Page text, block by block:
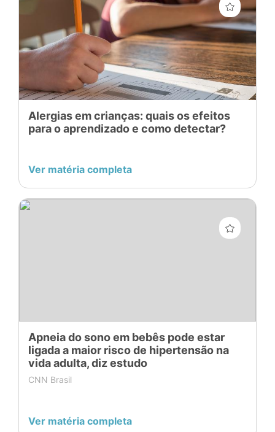
Alergias em crianças: quais os efeitos
para o aprendizado e como detectar?
Ver matéria completa
Apneia do sono em bebês pode estar
ligada a maior risco de hipertensão na
vida adulta, diz estudo
CNN Brasil
Ver matéria completa